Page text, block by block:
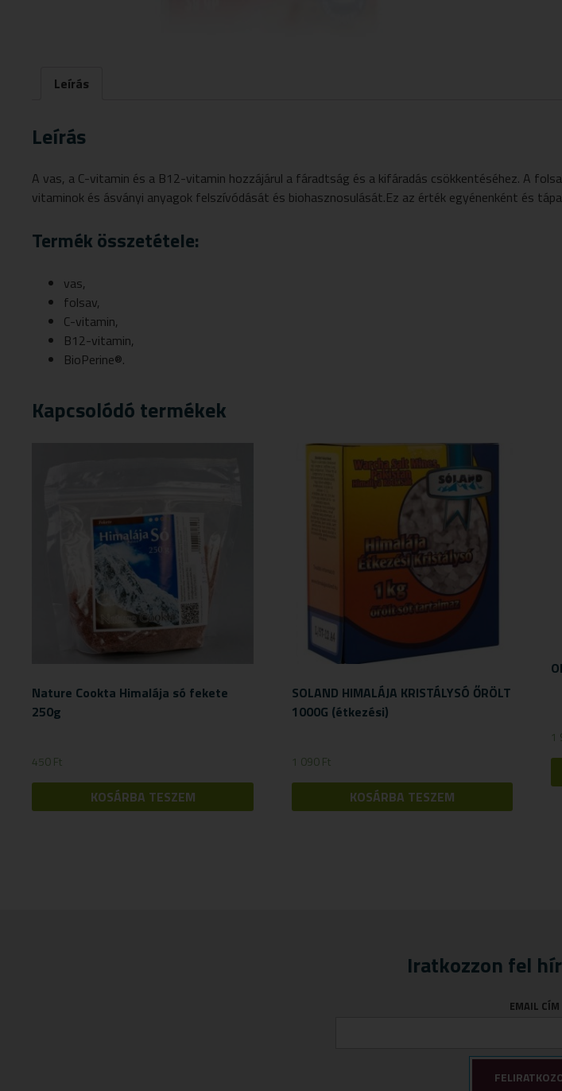
Leírás
Leírás
A vas, a C-vitamin és a B12-vitamin hozzájárul a fáradtság és a kifáradás csökkentéséhez. A
vitaminok és ásványi anyagok felszívódását és biohasznosulását.Ez az érték egyénenként és
Termék összetétele:
vas,
folsav,
C-vitamin,
B12-vitamin,
BioPerine®.
Kapcsolódó termékek
Nature Cookta Himalája só fekete
250g
450Ft
KOSÁRBA TESZEM
SOLAND HIMALÁJA KRISTÁLYSÓ ŐRÖLT
1000G (étkezési)
1 090Ft
KOSÁRBA TESZEM
1
Iratkozzon fel
EMAIL CÍM